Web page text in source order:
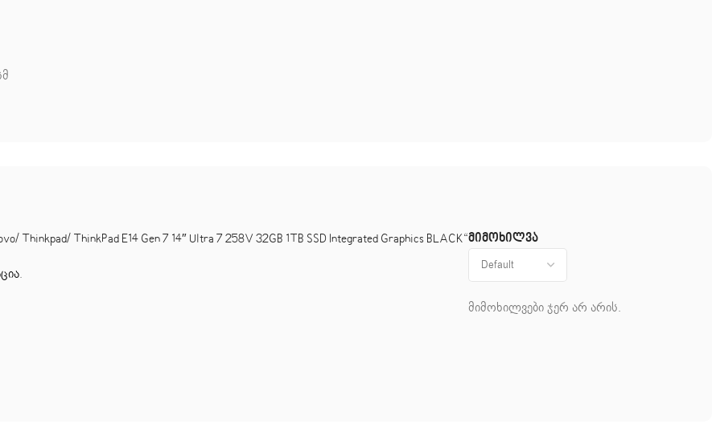
მიმოხილვა
მიმოხილვები ჯერ არ არის.
ThinkPad E14 Gen 7 14″ Ultra 7 258V 32GB 1TB SSD Integrated Graphics BLACK“
.